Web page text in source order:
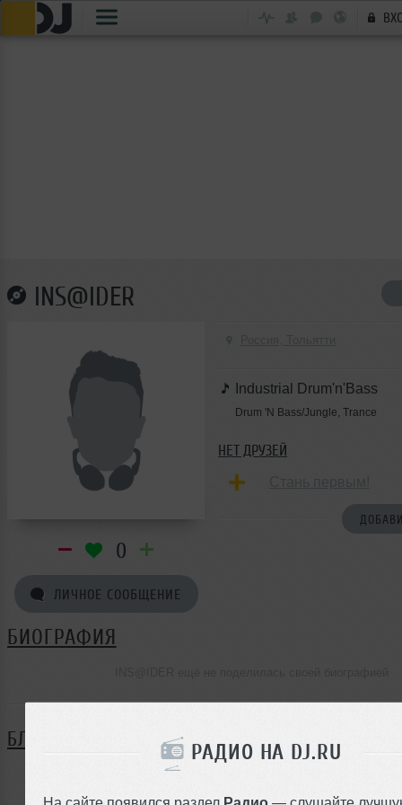
РАДИО НА DJ.RU
На сайте появился раздел Радио — слушайте
INS@IDER
0
ЛИЧНОЕ СООБЩЕНИЕ
Industrial Drum'n'Bass
Drum 'N Bass/Jungle, Trance
НЕТ ДРУЗЕЙ
БИОГРАФИЯ
БЛОГ